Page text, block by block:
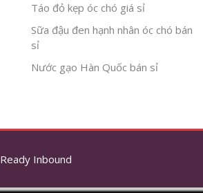
Táo đỏ kẹp óc chó giá sỉ
Sữa đậu đen hạnh nhân óc chó bán
sỉ
Nước gạo Hàn Quốc bán sỉ
Ready Inbound